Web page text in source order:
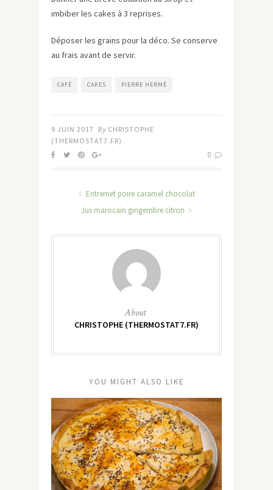
imbiber les cakes à 3 reprises.
Déposer les grains pour la déco. Se conserve
au frais avant de servir.
CAFÉ CAKES PIERRE HERMÉ
9 JUIN 2017 By CHRISTOPHE
(THERMOSTAT7.FR)
0
Entremet poire caramel chocolat
Jus marocain gingembre citron
About
CHRISTOPHE (THERMOSTAT7.FR)
YOU MIGHT ALSO LIKE